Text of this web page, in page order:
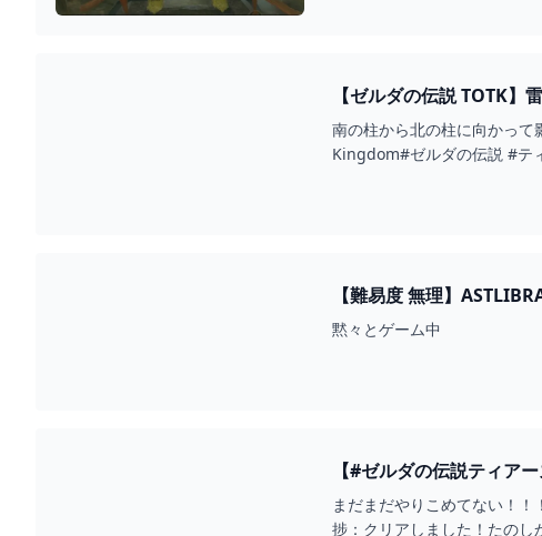
【ゼルダの伝説 TOTK
南の柱から北の柱に向かっ
Kingdom#ゼルダの伝説 #テ
【難易度 無理】
黙々とゲーム中
【#ゼルダの伝説ティアーズオブザキングダム 】お酒飲みながら井戸
YOUTUBE
まだまだやりこめてない！
捗：クリアしました！たの